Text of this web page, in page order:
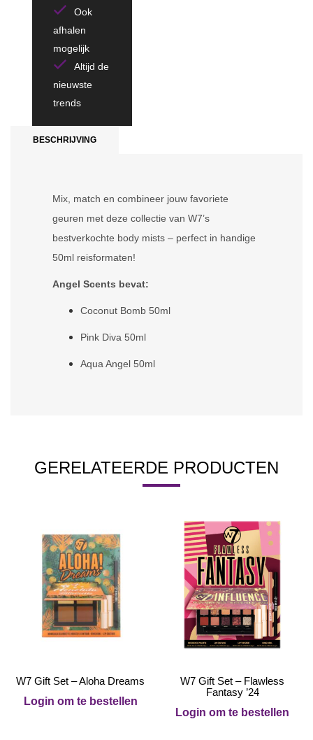
Ook
afhalen
mogelijk
Altijd de
nieuwste
trends
BESCHRIJVING
Mix, match en combineer jouw favoriete
geuren met deze collectie van W7’s
bestverkochte body mists – perfect in handige
50ml reisformaten!
Angel Scents bevat:
Coconut Bomb 50ml
Pink Diva 50ml
Aqua Angel 50ml
GERELATEERDE PRODUCTEN
W7 Gift Set – Aloha Dreams
Login om te bestellen
W7 Gift Set – Flawless
Fantasy ’24
Login om te bestellen